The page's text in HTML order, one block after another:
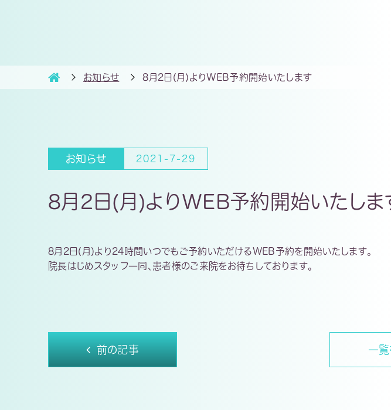
お知らせ 8月2日(月)よりWEB予約開始いたします
お知らせ 2021-7-29
8月2日(月)よりWEB予約開始いたしま
8月2日(月)より24時間いつでもご予約いただけるWEB予約を開始いたします。
院長はじめスタッフ一同、患者様のご来院をお待ちしております。
前の記事 一